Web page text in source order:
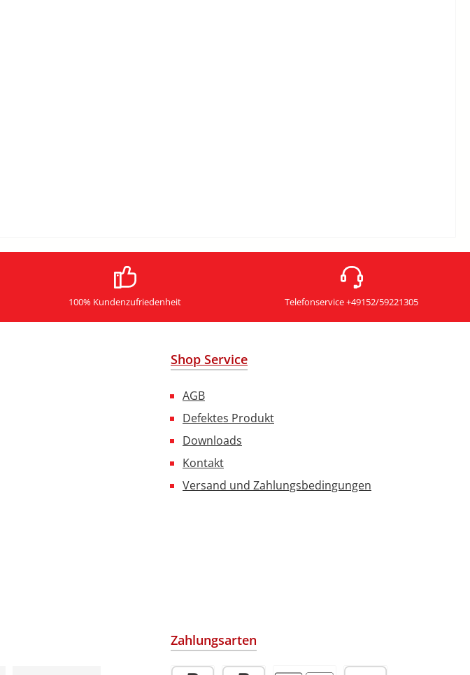
100% Kundenzufriedenheit Telefonservice +49152/59221305
Shop Service
AGB
Defektes Produkt
Downloads
Kontakt
Versand und Zahlungsbedingungen
Zahlungsarten